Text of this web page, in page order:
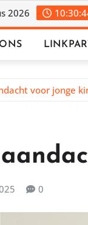
2026
voor jonge
0